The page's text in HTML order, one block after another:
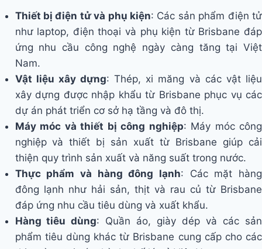
Thiết bị điện tử và phụ kiện: Các sản phẩm điện tử
như laptop, điện thoại và phụ kiện từ Brisbane đáp
ứng nhu cầu công nghệ ngày càng tăng tại Việt
Nam.
Vật liệu xây dựng: Thép, xi măng và các vật liệu
xây dựng được nhập khẩu từ Brisbane phục vụ các
dự án phát triển cơ sở hạ tầng và đô thị.
Máy móc và thiết bị công nghiệp: Máy móc công
nghiệp và thiết bị sản xuất từ Brisbane giúp cải
thiện quy trình sản xuất và năng suất trong nước.
Thực phẩm và hàng đông lạnh: Các mặt hàng
đông lạnh như hải sản, thịt và rau củ từ Brisbane
đáp ứng nhu cầu tiêu dùng và xuất khẩu.
Hàng tiêu dùng: Quần áo, giày dép và các sản
phẩm tiêu dùng khác từ Brisbane cung cấp cho các